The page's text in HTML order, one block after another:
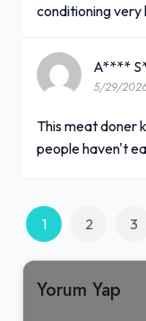
conditioning very
A****
5/29/
This meat doner
people haven't
1 2 3
Yorum Yap